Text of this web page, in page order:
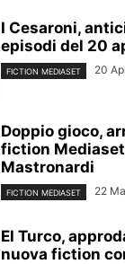
I Cesaroni,
episodi del 20
FICTION MEDIASET 20
Doppio gioco,
fiction
Mastronardi
FICTION MEDIASET 22
El Turco,
nuova fiction